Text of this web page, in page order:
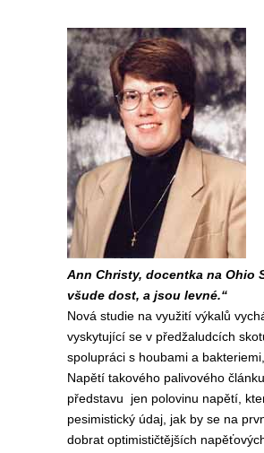
Ann Christy, docentka na Ohio
všude dost, a jsou levné.“
Nová studie na využití výkalů
vyskytující se v předžaludcích
spolupráci s houbami a
Napětí takového palivového
představu jen polovinu napětí,
pesimistický údaj, jak by se na
dobrat optimističtějších